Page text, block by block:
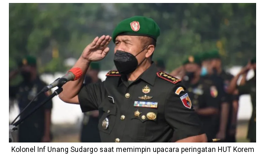
Kolonel Inf Unang Sudargo saat memimpin upacara peringatan HUT Korem